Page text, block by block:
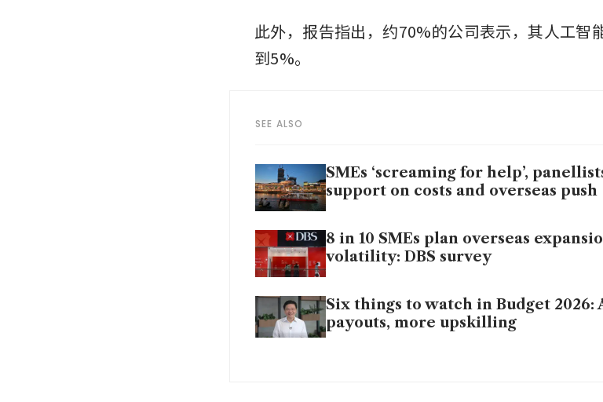
此外，报告指出，约70%的公司表示，其人工智
到5%。
SEE ALSO
SMEs ‘screaming for help’,
support on costs and overseas push
8 in 10 SMEs plan overseas
volatility: DBS survey
Six things to watch in Budget 2026:
payouts, more upskilling